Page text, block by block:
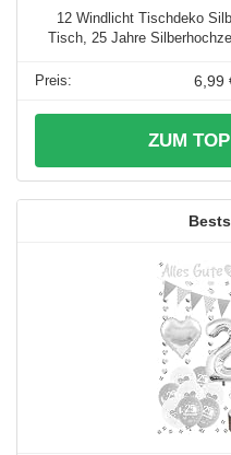
12 Windlicht Tischdeko
Tisch, 25 Jahre
6,99
ZUM